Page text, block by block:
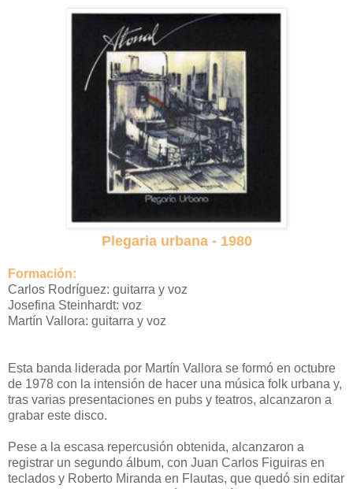
Plegaria urbana - 1980
Formación:
Carlos Rodríguez: guitarra y voz
Josefina Steinhardt: voz
Martín Vallora: guitarra y voz
Esta banda liderada por Martín Vallora se formó en octubre
de 1978 con la intensión de hacer una música folk urbana y,
tras varias presentaciones en pubs y teatros, alcanzaron a
grabar este disco.
Pese a la escasa repercusión obtenida, alcanzaron a
registrar un segundo álbum, con Juan Carlos Figuiras en
teclados y Roberto Miranda en Flautas, que quedó sin editar